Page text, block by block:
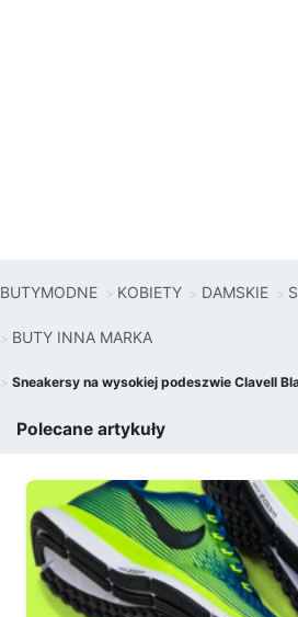
BUTYMODNE KOBIETY DAMSKIE
BUTY INNA MARKA
Sneakersy na wysokiej podeszwie Clavell
Polecane artykuły